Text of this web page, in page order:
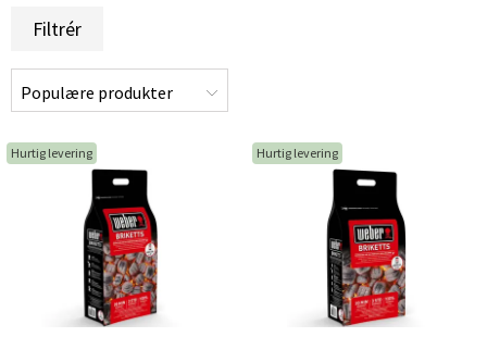
Trækul og briketter er fremstillet af trækul af høj
forbrænding genererer minimalt med aske og bidrager
lang brændetid og jævn varme er trækul og briketter det
perfekte valg til at holde grillen i gang i lang tid uden
afbrydelser.
Alsidig brug
Trækul og briketter er alsidige og passer til alle typer
grill, lige fra kul- og keramikgrill til elgrill. Uanset om du
er nybegynder eller en erfaren grillmester, vil trækul og
briketter levere ensartede resultater og gøre din grillning
Filtrér
Hurtig levering Hurtig levering